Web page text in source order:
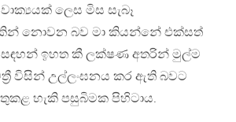
ලෙස මිස සැබෑ
නොවන බව මා කියන්නේ එක්සත්
සඳහන් ඉහත කී ලක්ෂණ අතරින් මුල්ම
විසින් උල්ලංඝනය කර ඇති බවට
හැකි පසුබිමක පිහිටාය.